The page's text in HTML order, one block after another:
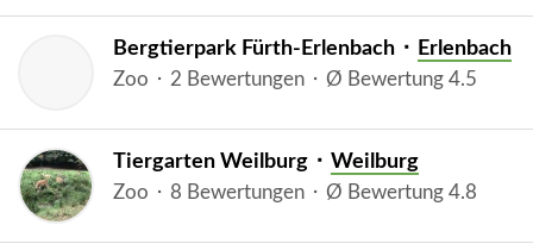
Bergtierpark Fürth-Erlenbach ⬝ Erlenbach
Zoo ⬝ 2 Bewertungen ⬝ Ø Bewertung 4.5
Tiergarten Weilburg ⬝ Weilburg
Zoo ⬝ 8 Bewertungen ⬝ Ø Bewertung 4.8